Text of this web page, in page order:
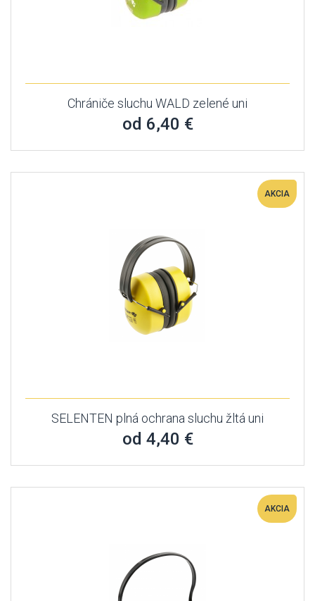
Chrániče sluchu WALD zelené uni
od 6,40 €
AKCIA
SELENTEN plná ochrana sluchu žltá uni
od 4,40 €
AKCIA